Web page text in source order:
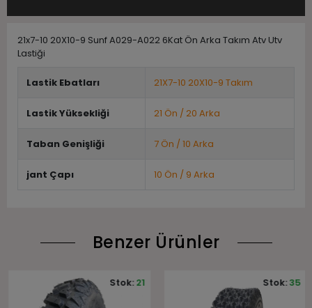
21x7-10 20X10-9 Sunf A029-A022 6Kat Ön Arka Takım Atv Utv
Lastiği
Lastik Ebatları 21X7-10 20X10-9 Takım
Lastik Yüksekliği 21 Ön / 20 Arka
Taban Genişliği 7 Ön / 10 Arka
jant Çapı 10 Ön / 9 Arka
Benzer Ürünler
Stok:21 Stok:35